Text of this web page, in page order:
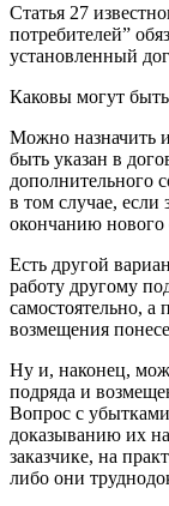
Статья 27
потребителей”
установленный
Каковы могут быть
Можно назначить
быть указан в
дополнительного
в том случае, если
окончанию нового
Есть другой
работу другому
самостоятельно, а
возмещения
Ну и, наконец,
подряда и
Вопрос с
доказыванию их
заказчике, на
либо они